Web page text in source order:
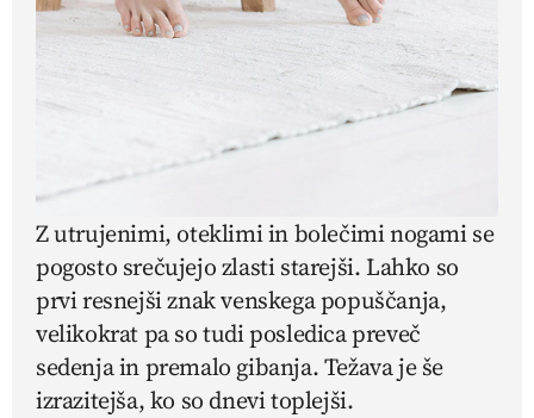
Z utrujenimi, oteklimi in bolečimi nogami se
pogosto srečujejo zlasti starejši. Lahko so
prvi resnejši znak venskega popuščanja,
velikokrat pa so tudi posledica preveč
sedenja in premalo gibanja. Težava je še
izrazitejša, ko so dnevi toplejši.